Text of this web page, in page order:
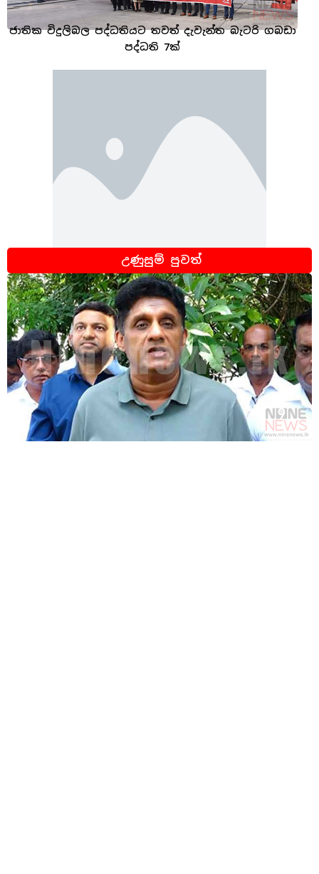
ජාතික විදුලිබල පද්ධතියට තවත් දැවැන්ත බැටරි ගබඩා
පද්ධති 7ක්
උණුසුම් පුවත්